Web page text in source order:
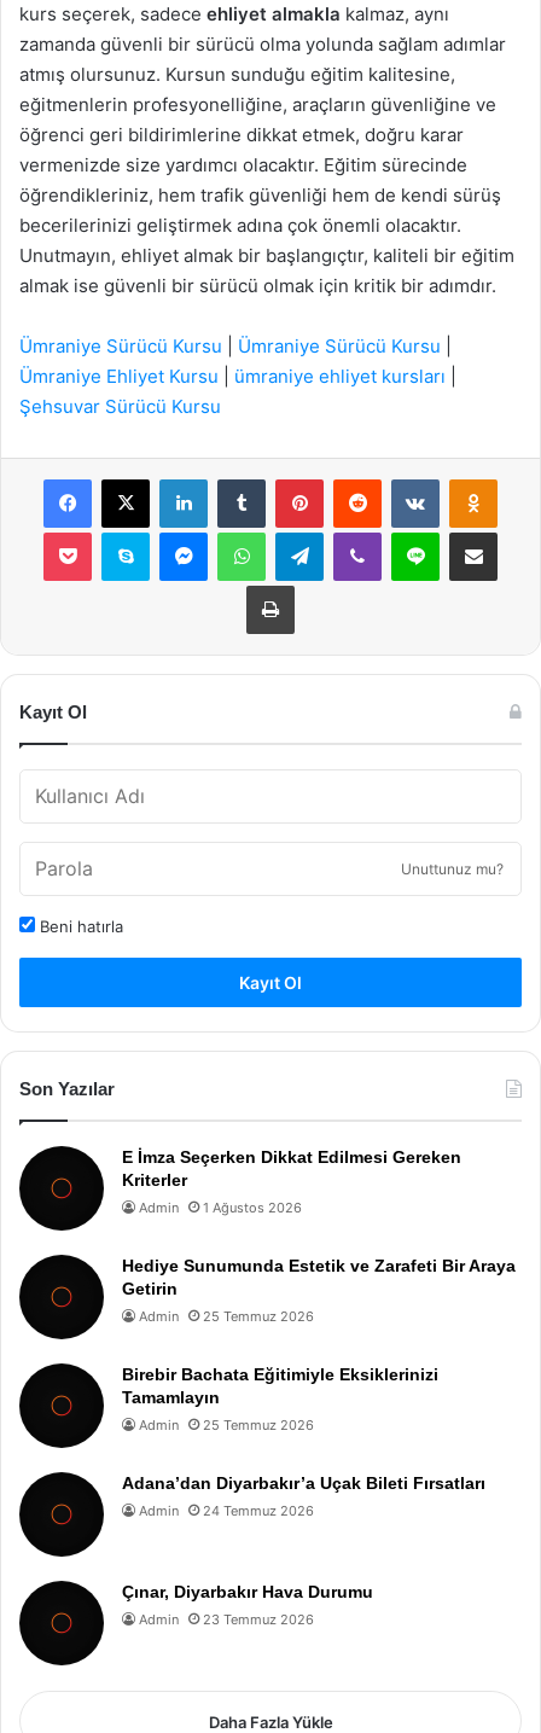
kurs seçerek, sadece ehliyet almakla kalmaz, aynı
zamanda güvenli bir sürücü olma yolunda sağlam adımlar
atmış olursunuz. Kursun sunduğu eğitim kalitesine,
eğitmenlerin profesyonelliğine, araçların güvenliğine ve
öğrenci geri bildirimlerine dikkat etmek, doğru karar
vermenizde size yardımcı olacaktır. Eğitim sürecinde
öğrendikleriniz, hem trafik güvenliği hem de kendi sürüş
becerilerinizi geliştirmek adına çok önemli olacaktır.
Unutmayın, ehliyet almak bir başlangıçtır, kaliteli bir eğitim
almak ise güvenli bir sürücü olmak için kritik bir adımdır.
Ümraniye Sürücü Kursu Ümraniye Sürücü Kursu
Ümraniye Ehliyet Kursu
ümraniye ehliyet kursları
Şehsuvar Sürücü Kursu
Facebook
X LinkedInTumblr PinterestReddit VKontakte
Pocket Skype MessengerWhatsAppTelegramViber Line E-Posta ile
Yazdır
Kayıt Ol
Unuttunuz mu?
Beni hatırla
Kayıt Ol
Son Yazılar
E İmza Seçerken Dikkat Edilmesi Gereken
Kriterler
Admin 1 Ağustos 2026
Hediye Sunumunda Estetik ve Zarafeti Bir Araya
Getirin
Admin 25 Temmuz 2026
Birebir Bachata Eğitimiyle Eksiklerinizi
Tamamlayın
Admin 25 Temmuz 2026
Adana’dan Diyarbakır’a Uçak Bileti Fırsatları
Admin 24 Temmuz 2026
Çınar, Diyarbakır Hava Durumu
Admin 23 Temmuz 2026
Daha Fazla Yükle